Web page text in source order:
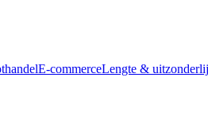
E-commerceLengte &